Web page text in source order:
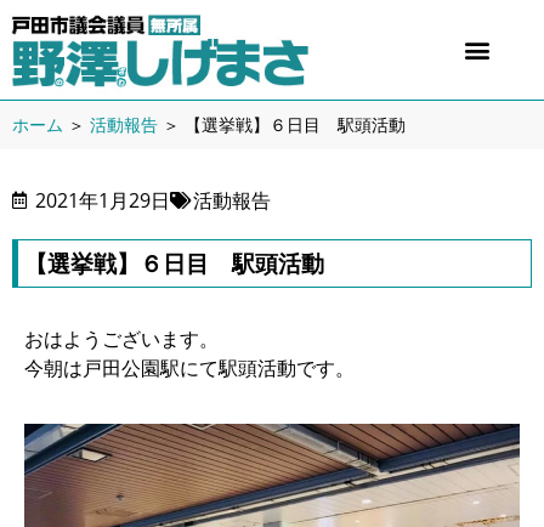
ホーム ＞ 活動報告 ＞ 【選挙戦】６日目 駅頭活動
2021年1月29日 活動報告
【選挙戦】６日目 駅頭活動
おはようございます。
今朝は戸田公園駅にて駅頭活動です。